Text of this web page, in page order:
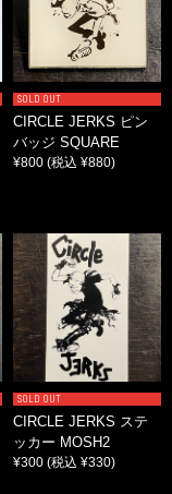
SOLD OUT
CIRCLE JERKS ピン
バッジ SQUARE
¥800 (税込 ¥880)
SOLD OUT
CIRCLE JERKS ステ
ッカー MOSH2
¥300 (税込 ¥330)